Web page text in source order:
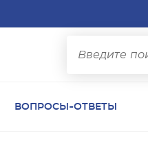
ВОПРОСЫ-ОТВЕТЫ